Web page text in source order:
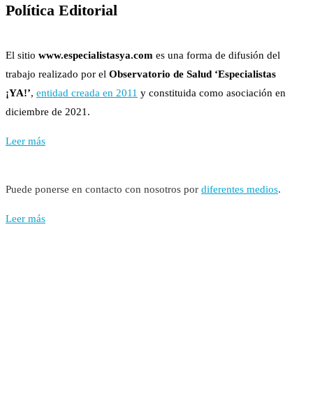
Política Editorial
El sitio www.especialistasya.com es una forma de difusión del
trabajo realizado por el Observatorio de Salud ‘Especialistas
¡YA!’, entidad creada en 2011 y constituida como asociación en
diciembre de 2021.
Leer más
Puede ponerse en contacto con nosotros por diferentes medios.
Leer más